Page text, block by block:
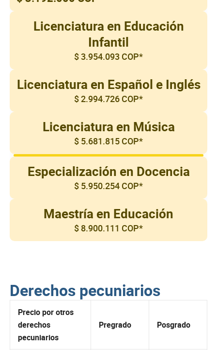
Licenciatura en Educación
Infantil
$ 3.954.093 COP*
Licenciatura en Español e Inglés
$ 2.994.726 COP*
Licenciatura en Música
$ 5.681.815 COP*
Especialización en Docencia
$ 5.950.254 COP*
Maestría en Educación
$ 8.900.111 COP*
Derechos pecuniarios
Precio por otros
derechos
pecuniarios
Pregrado Posgrado